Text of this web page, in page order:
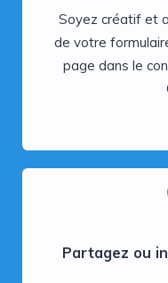
Soyez créatif et
de votre
page dans le
Partagez ou